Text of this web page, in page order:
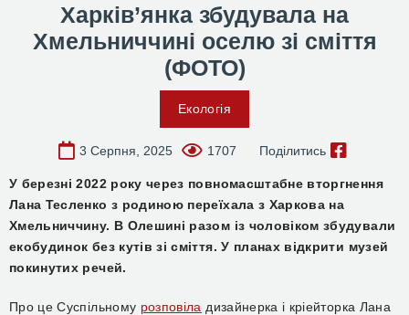
Харків’янка збудувала на
Хмельниччині оселю зі сміття
(ФОТО)
Екологія
3 Серпня, 2025 1707 Поділитись
У березні 2022 року через повномасштабне вторгнення
Лана Тесленко з родиною переїхала з Харкова на
Хмельниччину. В Олешині разом із чоловіком збудували
екобудинок без кутів зі сміття. У планах відкрити музей
покинутих речей.
Про це Суспільному розповіла дизайнерка і кріейторка Лана